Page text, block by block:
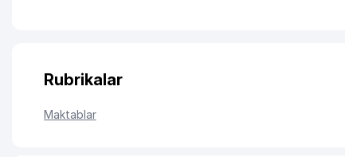
Rubrikalar
Maktablar